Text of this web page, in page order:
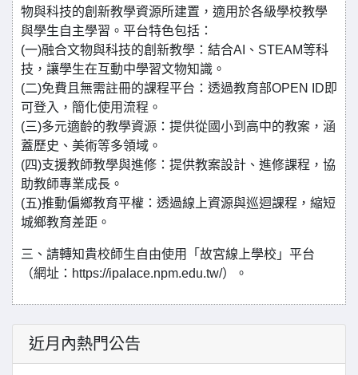
物與科技的創新教學資源所建置，適用於各級學校教學
與學生自主學習。平台特色包括：
(一)融合文物與科技的創新教學：結合AI、STEAM等科
技，讓學生在互動中學習文物知識。
(二)免費且無需註冊的課程平台：透過教育部OPEN ID即
可登入，簡化使用流程。
(三)多元適齡的教學資源：提供從國小到高中的教案，涵
蓋歷史、美術等多領域。
(四)支援教師教學與進修：提供教案設計、進修課程，協
助教師專業成長。
(五)推動偏鄉教育平權：透過線上資源與巡迴課程，縮短
城鄉教育差距。
三、請轉知貴校師生自由使用「故宮線上學校」平台
（網址：https://ipalace.npm.edu.tw/）。
近月內熱門公告